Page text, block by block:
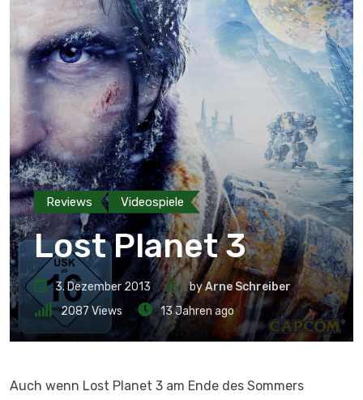
Reviews Videospiele
Lost Planet 3
3. Dezember 2013 byArne Schreiber
2087 Views 13 Jahren ago
Auch wenn Lost Planet 3 am Ende des Sommers